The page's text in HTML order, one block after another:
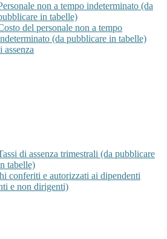
non a tempo indeterminato (da
in tabelle)
del personale non a tempo
(da pubblicare in tabelle)
assenza
di assenza trimestrali (da pubblicare
tabelle)
conferiti e autorizzati ai dipendenti
e non dirigenti)